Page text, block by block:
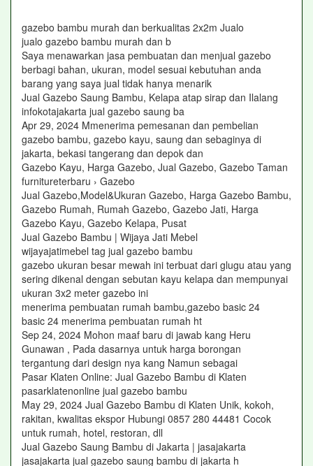
gazebo bambu murah dan berkualitas 2x2m Jualo
jualo gazebo bambu murah dan b
Saya menawarkan jasa pembuatan dan menjual gazebo
berbagi bahan, ukuran, model sesuai kebutuhan anda
barang yang saya jual tidak hanya menarik
Jual Gazebo Saung Bambu, Kelapa atap sirap dan Ilalang
infokotajakarta jual gazebo saung ba
Apr 29, 2024 Mmenerima pemesanan dan pembelian
gazebo bambu, gazebo kayu, saung dan sebaginya di
jakarta, bekasi tangerang dan depok dan
Gazebo Kayu, Harga Gazebo, Jual Gazebo, Gazebo Taman
furnitureterbaru › Gazebo
Jual Gazebo,Model&Ukuran Gazebo, Harga Gazebo Bambu,
Gazebo Rumah, Rumah Gazebo, Gazebo Jati, Harga
Gazebo Kayu, Gazebo Kelapa, Pusat
Jual Gazebo Bambu | Wijaya Jati Mebel
wijayajatimebel tag jual gazebo bambu
gazebo ukuran besar mewah ini terbuat dari glugu atau yang
sering dikenal dengan sebutan kayu kelapa dan mempunyai
ukuran 3x2 meter gazebo ini
menerima pembuatan rumah bambu,gazebo basic 24
basic 24 menerima pembuatan rumah ht
Sep 24, 2024 Mohon maaf baru di jawab kang Heru
Gunawan , Pada dasarnya untuk harga borongan
tergantung dari design nya kang Namun sebagai
Pasar Klaten Online: Jual Gazebo Bambu di Klaten
pasarklatenonline jual gazebo bambu
May 29, 2024 Jual Gazebo Bambu di Klaten Unik, kokoh,
rakitan, kwalitas ekspor Hubungi 0857 280 44481 Cocok
untuk rumah, hotel, restoran, dll
Jual Gazebo Saung Bambu di Jakarta | jasajakarta
jasajakarta jual gazebo saung bambu di jakarta h